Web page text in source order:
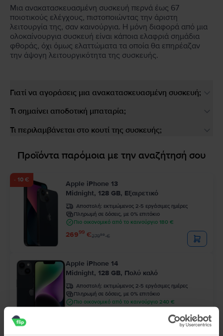
Μια ανακατασκευασμένη συσκευή περνά έως 67
ποιοτικούς ελέγχους, πιστοποιώντας την άριστη
λειτουργία της, σαν καινούργια. Η μόνη διαφορά από μια
ολοκαίνουργια συσκευή είναι κάποια ελαφριά σημάδια
φθοράς, όχι όμως ελαττώματα τα οποία θα επηρέαζαν
την άψογη λειτουργικότητα της συσκευής.
Γιατί να αγοράσεις μια ανακατασκευασμένη συσκευή;
Τι σημαίνει αποδοτική μπαταρία;
Τι περιλαμβάνεται στο κουτί της συσκευής;
Προϊόντα παρόμοια με την αναζήτησή σου
- 10 €
Apple iPhone 13
Midnight, 128 GB, Εξαιρετικό
Αποστολή: εκτιμώμενος 2-5 εργάσιμες ημέρες
Πληρωμή σε δόσεις, με 0% επιτόκιο
Πιο οικονομικό από το καινούργιο 180 €
26999 €27999€
Apple iPhone 14
Midnight, 128 GB, Πολύ καλό
Αποστολή: εκτιμώμενος 2-5 εργάσιμες ημέρες
Πληρωμή σε δόσεις, με 0% επιτόκιο
Πιο οικονομικό από το καινούργιο 240 €